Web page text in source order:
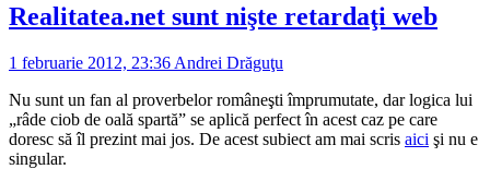
Realitatea.net sunt nişte retardaţi web
1 februarie 2012, 23:36 Andrei Drăguţu
Nu sunt un fan al proverbelor româneşti împrumutate, dar logica lui
„râde ciob de oală spartă” se aplică perfect în acest caz pe care
doresc să îl prezint mai jos. De acest subiect am mai scris aici şi nu e
singular.